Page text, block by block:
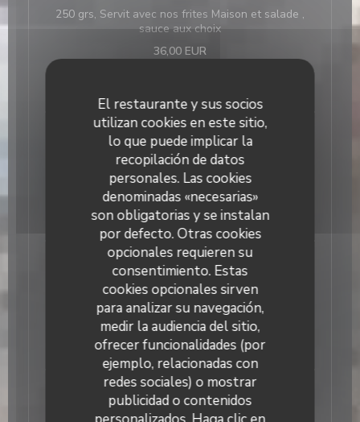
El restaurante y sus socios
utilizan cookies en este sitio,
lo que puede implicar la
recopilación de datos
personales. Las cookies
denominadas «necesarias»
son obligatorias y se instalan
por defecto. Otras cookies
opcionales requieren su
consentimiento. Estas
cookies opcionales sirven
para analizar su navegación,
medir la audiencia del sitio,
ofrecer funcionalidades (por
ejemplo, relacionadas con
redes sociales) o mostrar
publicidad o contenidos
250 grs, Servit avec nos frites Maison et salade ,
sauce aux choix
36,00 EUR
La Fondue Savoyarde
250 grs par personnes / prix par personne Fondue à
base de Beaufort, Comté, Meule de Tarentaise et
Emmental râpés par nos soin. Servi avec Croûtons
et Salade
24,00 EUR
La Fondue Savoyarde aux Cèpes
250 grs par personnes / prix par personne Fondue à
base de Beaufort, Comté, Meule de Tarentaise et
Emmental râpés par nos soin. Servi avec Croûtons
et Salade
27,00 EUR
La Tartiflette
Servit avec une Salade Verte
Le Grizzli